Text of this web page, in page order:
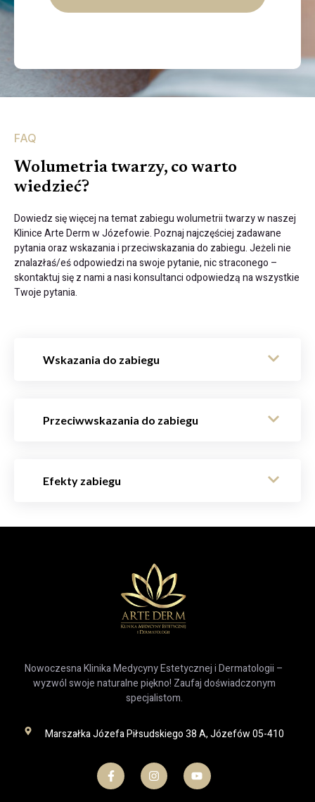
FAQ
Wolumetria twarzy, co warto
wiedzieć?
Dowiedz się więcej na temat zabiegu wolumetrii twarzy w naszej
Klinice Arte Derm w Józefowie. Poznaj najczęściej zadawane
pytania oraz wskazania i przeciwskazania do zabiegu. Jeżeli nie
znalazłaś/eś odpowiedzi na swoje pytanie, nic straconego –
skontaktuj się z nami a nasi konsultanci odpowiedzą na wszystkie
Twoje pytania.
Wskazania do zabiegu
Przeciwwskazania do zabiegu
Efekty zabiegu
Nowoczesna Klinika Medycyny Estetycznej i Dermatologii –
wyzwól swoje naturalne piękno! Zaufaj doświadczonym
specjalistom.
Marszałka Józefa Piłsudskiego 38 A, Józefów 05-410